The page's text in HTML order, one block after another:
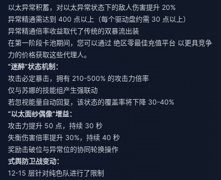
以太异常积蓄，对以太异常状态下的敌人伤害提升 20%
异常精通需达到 400 点以上（每个驱动盘约需 30 点以上）
异常精通倍率收益取代了传统的双暴流出装
在第一阶段卡池期间，您可以通过 绝区零最佳充值平台 以更具竞争
力的价格获取这些代理人。
“迷醉”状态机制：
攻击必定暴击，拥有 210-500% 的攻击力倍率
仅与苏娜的技能组产生强联动
若忽视能量自动回复，该状态的覆盖率将下降 30-40%
“以太面纱偶像”增益：
攻击力提升 50 点，持续 30 秒
失衡伤害倍率提升 30%，持续 40 秒
奖励击破位与异常位的协同轮换操作
式舆防卫战变动：
12-15 层针对纯色队进行了限制